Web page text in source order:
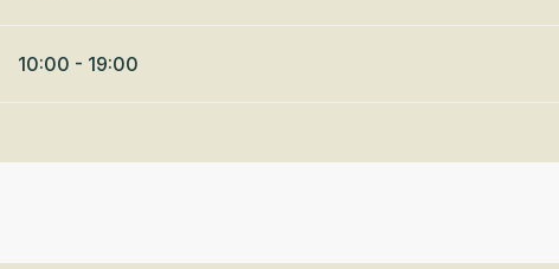
10:00 - 19:00